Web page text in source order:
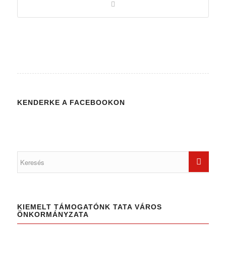
KENDERKE A FACEBOOKON
KIEMELT TÁMOGATÓNK TATA VÁROS
ÖNKORMÁNYZATA